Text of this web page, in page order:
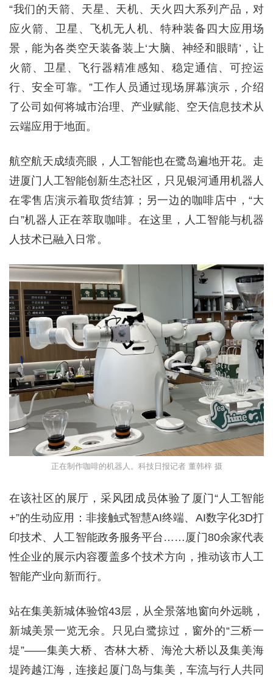
“我们的天箭、天星、天机、天火四大系列产品，对
应火箭、卫星、飞机无人机、特种装备四大应用场
景，能为各类空天装备装上‘大脑、神经和眼睛’，让
火箭、卫星、飞行器精准感知、稳定通信、可控运
行、安全可靠。”工作人员通过现场屏幕演示，介绍
了公司如何将城市治理、产业赋能、空天信息技术从
云端应用于地面。
航空航天成绩亮眼，人工智能也在鹭岛遍地开花。走
进厦门人工智能创新生态社区，只见银河通用机器人
在零售店演示着取货结算；另一边的咖啡店中，“大
白”机器人正在萃取咖啡。在这里，人工智能与机器
人技术已融入日常。
正在制作咖啡的机器人。科技日报记者 董韩梓 摄
在该社区的展厅，采风团成员体验了厦门“人工智能
+”的生动应用：非接触式智慧AI终端、AI数字化3D打
印技术、人工智能政务服务平台……厦门80余家代表
性企业的展示内容覆盖多个技术方向，推动该市人工
智能产业向新而行。
站在集美新城体验馆43层，从全景落地窗向外远眺，
新城美景一览无余。只见白鹭掠过，窗外的“三桥一
堤”——集美大桥、杏林大桥、海沧大桥以及集美海
堤跨越江海，连接起厦门岛与集美，车流与行人共同